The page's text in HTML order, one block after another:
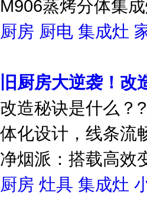
M906蒸烤分体集
厨房 厨电 集成灶
旧厨房大逆袭！
改造秘诀是什么？
体化设计，线条流
净烟派：搭载高效
厨房 灶具 集成灶